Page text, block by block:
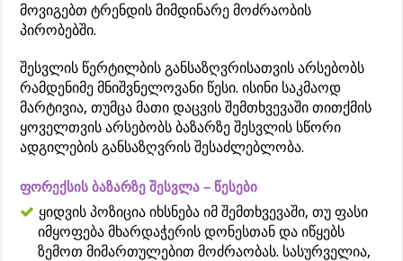
მოვიგებთ ტრენდის მიმდინარე მოძრაობის
პირობებში.
შესვლის წერტილბის განსაზღვრისათვის არსებობს
რამდენიმე მნიშვნელოვანი წესი. ისინი საკმაოდ
მარტივია, თუმცა მათი დაცვის შემთხვევაში თითქმის
ყოველთვის არსებობს ბაზარზე შესვლის სწორი
ადგილების განსაზღვრის შესაძლებლობა.
ფორექსის ბაზარზე შესვლა – წესები
ყიდვის პოზიცია იხსნება იმ შემთხვევაში, თუ ფასი
იმყოფება მხარდაჭერის დონესთან და იწყებს
ზემოთ მიმართულებით მოძრაობას. სასურველია,